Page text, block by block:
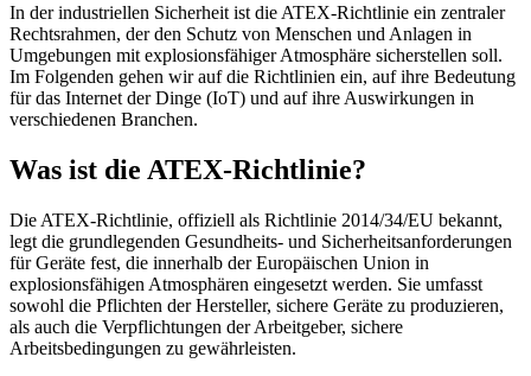
In der industriellen Sicherheit ist die ATEX-Richtlinie ein zentraler
Rechtsrahmen, der den Schutz von Menschen und Anlagen in
Umgebungen mit explosionsfähiger Atmosphäre sicherstellen soll.
Im Folgenden gehen wir auf die Richtlinien ein, auf ihre Bedeutung
für das Internet der Dinge (IoT) und auf ihre Auswirkungen in
verschiedenen Branchen.
Was ist die ATEX-Richtlinie?
Die ATEX-Richtlinie, offiziell als Richtlinie 2014/34/EU bekannt,
legt die grundlegenden Gesundheits- und Sicherheitsanforderungen
für Geräte fest, die innerhalb der Europäischen Union in
explosionsfähigen Atmosphären eingesetzt werden. Sie umfasst
sowohl die Pflichten der Hersteller, sichere Geräte zu produzieren,
als auch die Verpflichtungen der Arbeitgeber, sichere
Arbeitsbedingungen zu gewährleisten.